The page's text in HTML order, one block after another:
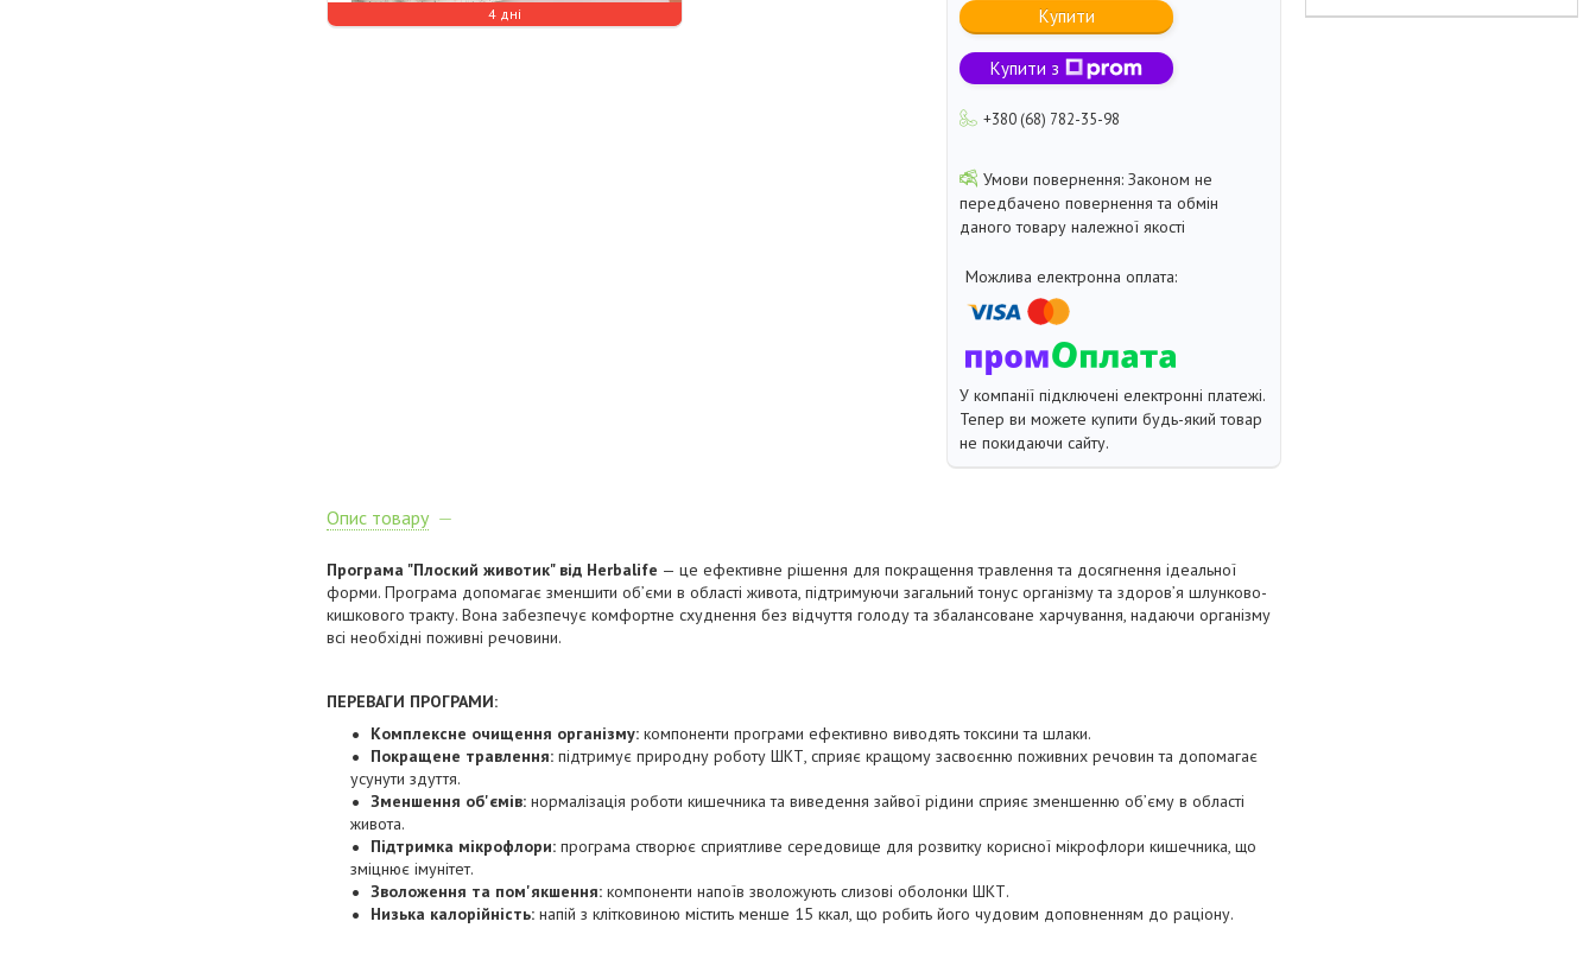
4 дні Купити
Купити з
+380 (68) 782-35-98
Законом не
передбачено повернення та обмін
даного товару належної якості
У компанії підключені електронні платежі.
Тепер ви можете купити будь-який товар
не покидаючи сайту.
Опис товару
Програма "Плоский животик" від Herbalife — це ефективне рішення для покращення травлення та досягнення ідеальної
форми. Програма допомагає зменшити об’єми в області живота, підтримуючи загальний тонус організму та здоров’я шлунково-
кишкового тракту. Вона забезпечує комфортне схуднення без відчуття голоду та збалансоване харчування, надаючи організму
всі необхідні поживні речовини.
ПЕРЕВАГИ ПРОГРАМИ:
Комплексне очищення організму: компоненти програми ефективно виводять токсини та шлаки.
Покращене травлення: підтримує природну роботу ШКТ, сприяє кращому засвоєнню поживних речовин та допомагає
усунути здуття.
Зменшення об'ємів: нормалізація роботи кишечника та виведення зайвої рідини сприяє зменшенню об’єму в області
живота.
Підтримка мікрофлори: програма створює сприятливе середовище для розвитку корисної мікрофлори кишечника, що
зміцнює імунітет.
Зволоження та пом'якшення: компоненти напоїв зволожують слизові оболонки ШКТ.
Низька калорійність: напій з клітковиною містить менше 15 ккал, що робить його чудовим доповненням до раціону.